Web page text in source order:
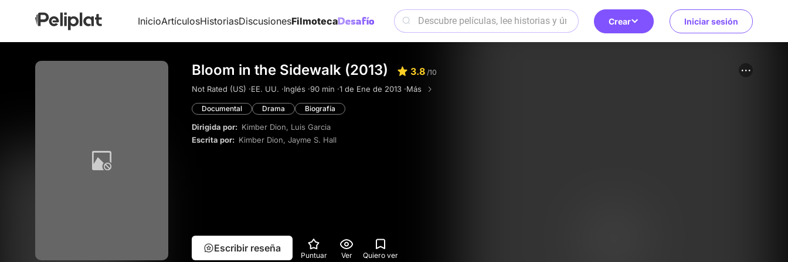
InicioArtículosHistoriasDiscusionesFilmoteca Crear Iniciar sesión
Bloom in the Sidewalk (2013) 3.8 /10
Not Rated (US) ·EE. UU. ·Inglés ·90 min ·1 de Ene de 2013 ·Más
Documental Drama Biografía
Dirigida por: Kimber Dion, Luis Garcia
Escrita por: Kimber Dion, Jayme S. Hall
Escribir reseña
Puntuar Ver Quiero ver